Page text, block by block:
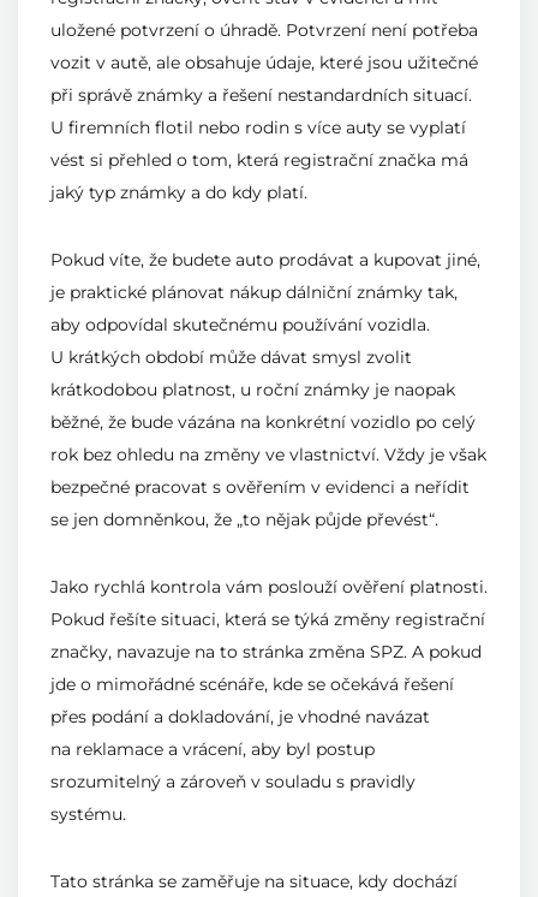
uložené potvrzení o úhradě. Potvrzení není potřeba
vozit v autě, ale obsahuje údaje, které jsou užitečné
při správě známky a řešení nestandardních situací.
U firemních flotil nebo rodin s více auty se vyplatí
vést si přehled o tom, která registrační značka má
jaký typ známky a do kdy platí.
Pokud víte, že budete auto prodávat a kupovat jiné,
je praktické plánovat nákup dálniční známky tak,
aby odpovídal skutečnému používání vozidla.
U krátkých období může dávat smysl zvolit
krátkodobou platnost, u roční známky je naopak
běžné, že bude vázána na konkrétní vozidlo po celý
rok bez ohledu na změny ve vlastnictví. Vždy je však
bezpečné pracovat s ověřením v evidenci a neřídit
se jen domněnkou, že „to nějak půjde převést“.
Jako rychlá kontrola vám poslouží ověření platnosti.
Pokud řešíte situaci, která se týká změny registrační
značky, navazuje na to stránka změna SPZ. A pokud
jde o mimořádné scénáře, kde se očekává řešení
přes podání a dokladování, je vhodné navázat
na reklamace a vrácení, aby byl postup
srozumitelný a zároveň v souladu s pravidly
systému.
Tato stránka se zaměřuje na situace, kdy dochází